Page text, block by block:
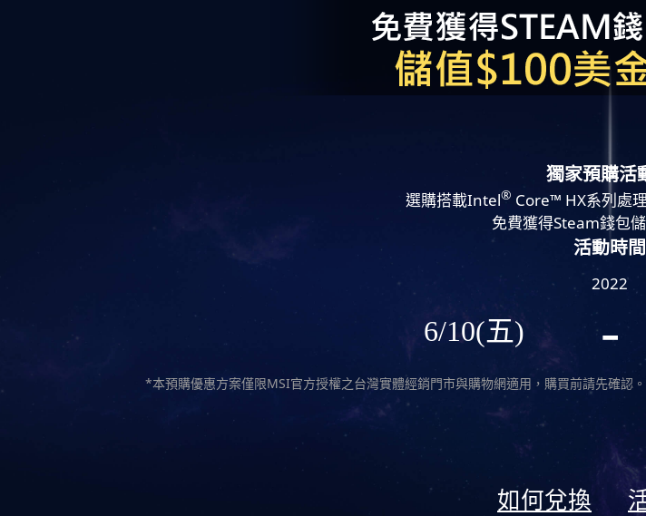
獨家預購活
選購搭載Intel® Core™ HX系列處
免費獲得Steam錢包
活動時間
2022
6/10(五) -
*本預購優惠方案僅限MSI官方授權之台灣實體經銷門市與購物網適用，購買前請先確認
如何兌換